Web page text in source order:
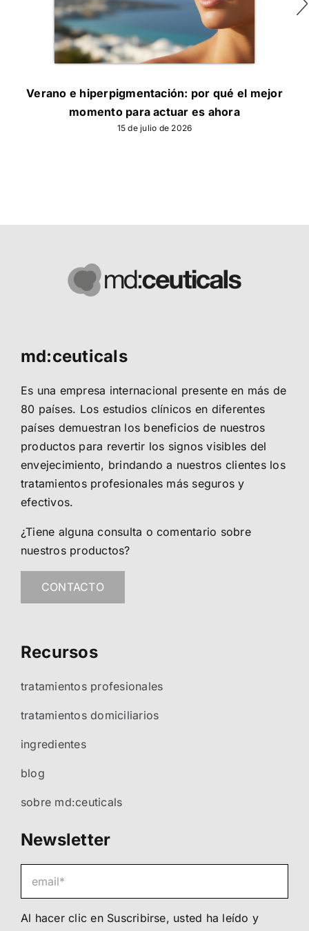
Verano e hiperpigmentación: por qué el mejor
momento para actuar es ahora
15 de julio de 2026
md:ceuticals
Es una empresa internacional presente en más de
80 países. Los estudios clínicos en diferentes
países demuestran los beneficios de nuestros
productos para revertir los signos visibles del
envejecimiento, brindando a nuestros clientes los
tratamientos profesionales más seguros y
efectivos.
¿Tiene alguna consulta o comentario sobre
nuestros productos?
CONTACTO
Recursos
tratamientos profesionales
tratamientos domiciliarios
ingredientes
blog
sobre md:ceuticals
Newsletter
Al hacer clic en Suscribirse, usted ha leído y